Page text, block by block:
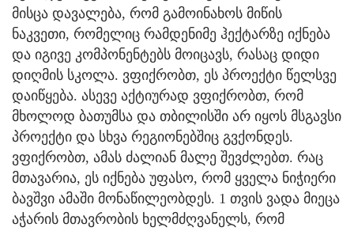
მისცა დავალება, რომ გამოინახოს მიწის
ნაკვეთი, რომელიც რამდენიმე ჰექტარზე იქნება
და იგივე კომპონენტებს მოიცავს, რასაც დიდი
დიღმის სკოლა. ვფიქრობთ, ეს პროექტი წელსვე
დაიწყება. ასევე აქტიურად ვფიქრობთ, რომ
მხოლოდ ბათუმსა და თბილისში არ იყოს მსგავსი
პროექტი და სხვა რეგიონებშიც გვქონდეს.
ვფიქრობთ, ამას ძალიან მალე შევძლებთ. რაც
მთავარია, ეს იქნება უფასო, რომ ყველა ნიჭიერი
ბავშვი ამაში მონაწილეობდეს. 1 თვის ვადა მიეცა
აჭარის მთავრობის ხელმძღვანელს, რომ